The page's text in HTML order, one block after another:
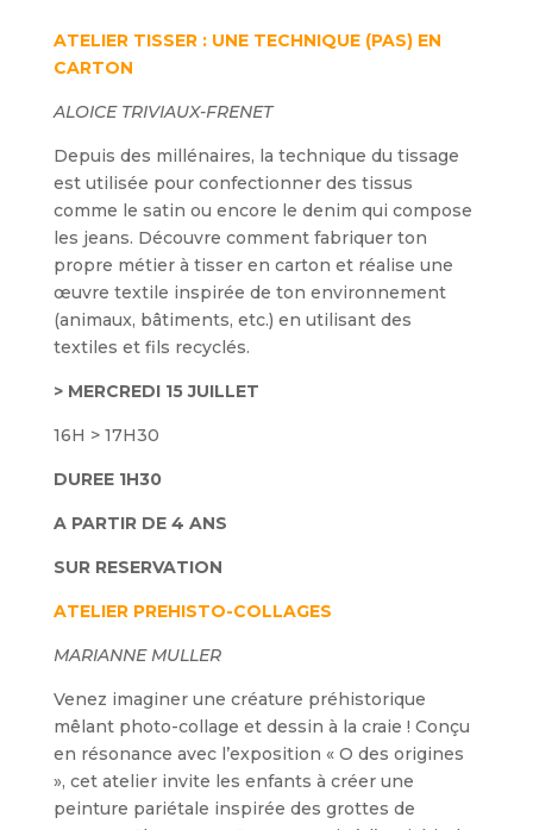
ATELIER TISSER : UNE TECHNIQUE (PAS) EN
CARTON
ALOICE TRIVIAUX-FRENET
Depuis des millénaires, la technique du tissage
est utilisée pour confectionner des tissus
comme le satin ou encore le denim qui compose
les jeans. Découvre comment fabriquer ton
propre métier à tisser en carton et réalise une
œuvre textile inspirée de ton environnement
(animaux, bâtiments, etc.) en utilisant des
textiles et fils recyclés.
> MERCREDI 15 JUILLET
16H > 17H30
DUREE 1H30
A PARTIR DE 4 ANS
SUR RESERVATION
ATELIER PREHISTO-COLLAGES
MARIANNE MULLER
Venez imaginer une créature préhistorique
mêlant photo-collage et dessin à la craie ! Conçu
en résonance avec l’exposition « O des origines
», cet atelier invite les enfants à créer une
peinture pariétale inspirée des grottes de